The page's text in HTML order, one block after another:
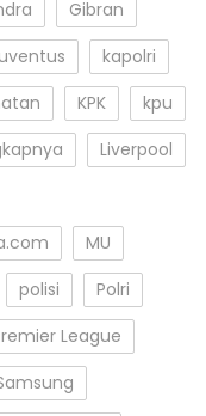
Gibran
kapolri
KPK
kpu
Liverpool
MU
polisi
Polri
League